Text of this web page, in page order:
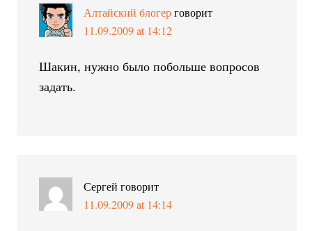
Алтайский блогер говорит
11.09.2009 at 14:12
Шакин, нужно было побольше вопросов
задать.
Сергей говорит
11.09.2009 at 14:14